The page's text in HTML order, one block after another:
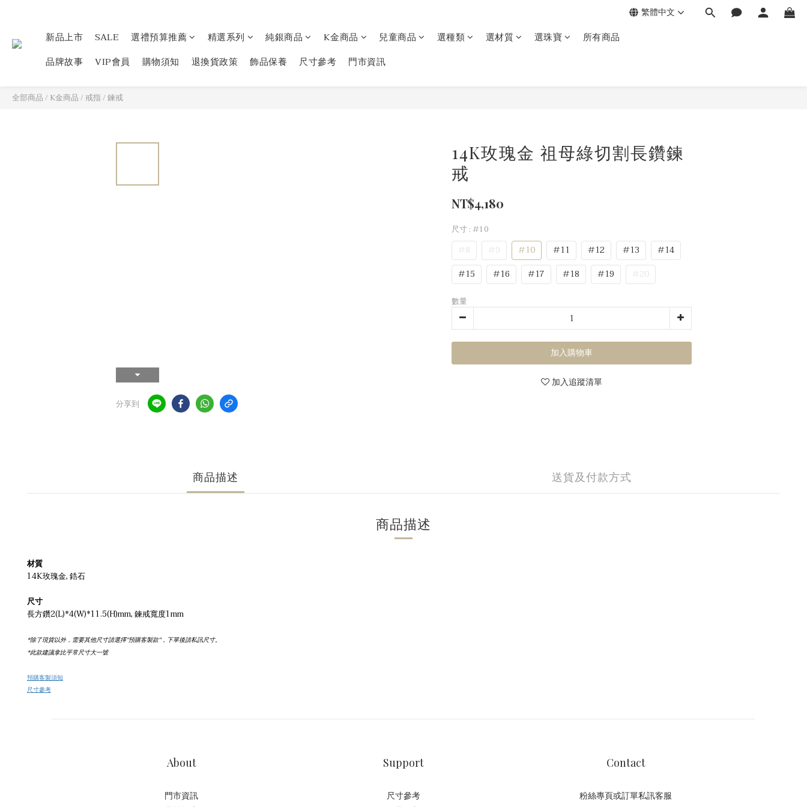
繁體中文
新品上市 SALE 選禮預算推薦 精選系列 純銀商品 K金商品 兒童商品 選種類 選材質 選珠寶
所有商品
品牌故事
VIP會員 購物須知 退換貨政策 飾品保養 尺寸參考 門市資訊
全部商品/ K金商品/ 戒指/鍊戒
分享到
14K玫瑰金 祖母綠切割長鑽鍊
戒
NT$4,180
尺寸: #10
#8 #9 #10 #11 #12 #13
#14
#15
#16 #17 #18 #19 #20
數量
加入購物車
加入追蹤清單
商品描述 送貨及付款方式
商品描述
材質
14K玫瑰金, 鋯石
尺寸
長方鑽2(L)*4(W)*11.5(H)mm, 鍊戒寬度1mm
*除了現貨以外，需要其他尺寸請選擇''預購客製款''，下單後請私訊尺寸。
*此款建議拿比平常尺寸大一號
預購客製須知
尺寸參考
About
門市資訊
Support
尺寸參考
Contact
粉絲專頁或訂單私訊客服